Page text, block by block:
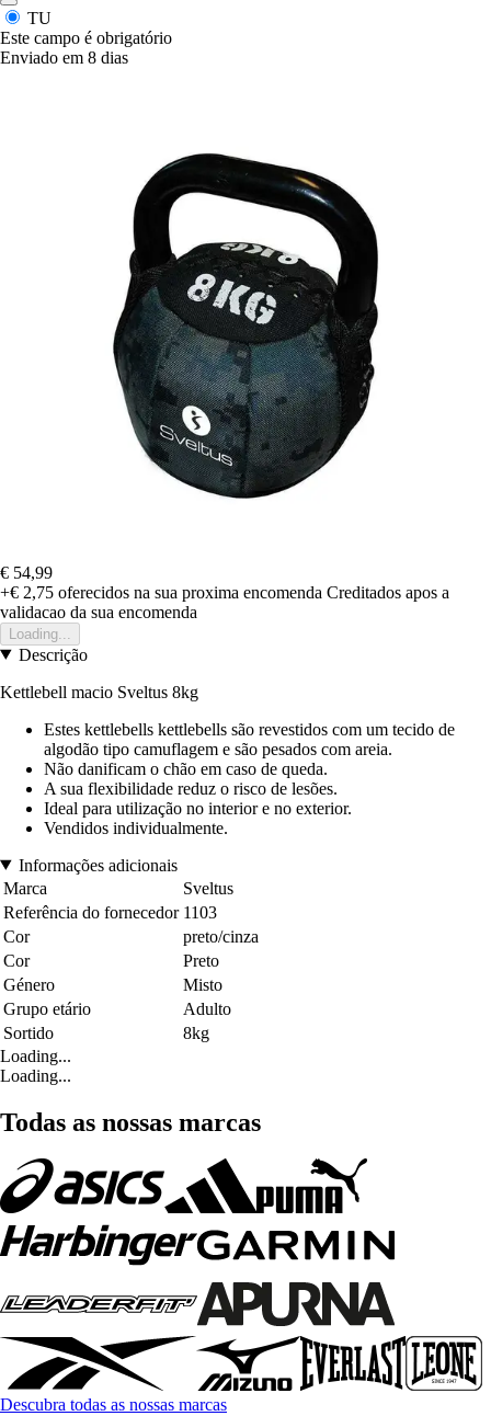
TU
Este campo é obrigatório
Enviado em 8 dias
€ 54,99
+€ 2,75 oferecidos na sua proxima encomenda Creditados apos a
validacao da sua encomenda
Loading...
Descrição
Kettlebell macio Sveltus 8kg
Estes kettlebells kettlebells são revestidos com um tecido de
algodão tipo camuflagem e são pesados com areia.
Não danificam o chão em caso de queda.
A sua flexibilidade reduz o risco de lesões.
Ideal para utilização no interior e no exterior.
Vendidos individualmente.
Informações adicionais
Marca
Sveltus
Referência do fornecedor 1103
Cor
preto/cinza
Cor
Preto
Género
Misto
Grupo etário
Adulto
Sortido
8kg
Loading...
Loading...
Todas as nossas marcas
Descubra todas as nossas marcas